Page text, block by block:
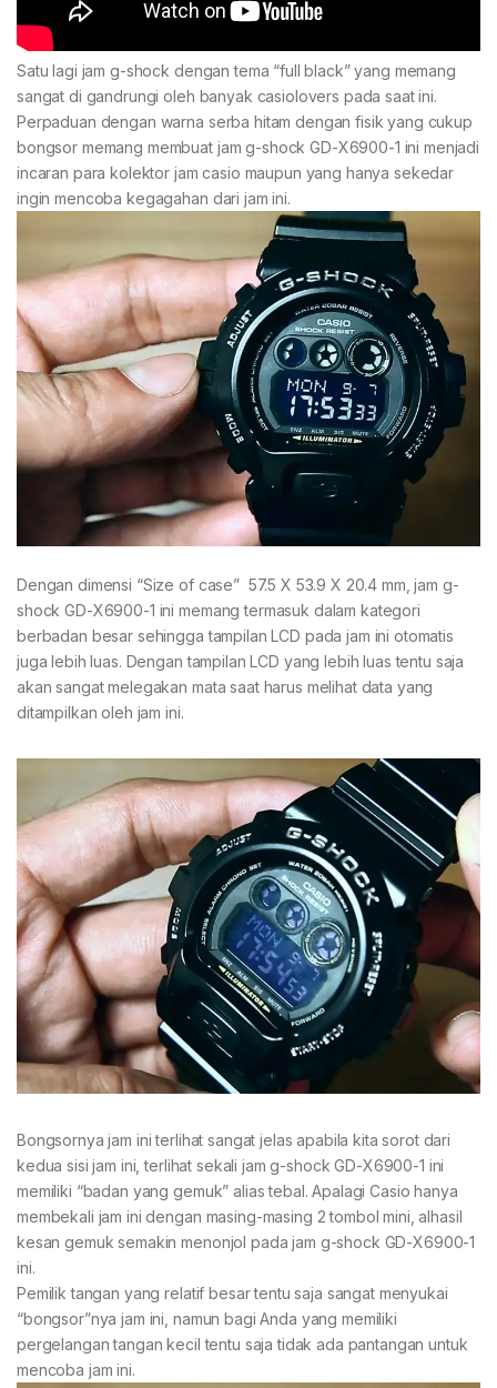
Satu lagi jam g-shock dengan tema “full black” yang memang
sangat di gandrungi oleh banyak casiolovers pada saat ini.
Perpaduan dengan warna serba hitam dengan fisik yang cukup
bongsor memang membuat jam g-shock GD-X6900-1 ini menjadi
incaran para kolektor jam casio maupun yang hanya sekedar
ingin mencoba kegagahan dari jam ini.
Dengan dimensi “Size of case” 57.5 X 53.9 X 20.4 mm, jam g-
shock GD-X6900-1 ini memang termasuk dalam kategori
berbadan besar sehingga tampilan LCD pada jam ini otomatis
juga lebih luas. Dengan tampilan LCD yang lebih luas tentu saja
akan sangat melegakan mata saat harus melihat data yang
ditampilkan oleh jam ini.
Bongsornya jam ini terlihat sangat jelas apabila kita sorot dari
kedua sisi jam ini, terlihat sekali jam g-shock GD-X6900-1 ini
memiliki “badan yang gemuk” alias tebal. Apalagi Casio hanya
membekali jam ini dengan masing-masing 2 tombol mini, alhasil
kesan gemuk semakin menonjol pada jam g-shock GD-X6900-1
ini.
Pemilik tangan yang relatif besar tentu saja sangat menyukai
“bongsor”nya jam ini, namun bagi Anda yang memiliki
pergelangan tangan kecil tentu saja tidak ada pantangan untuk
mencoba jam ini.